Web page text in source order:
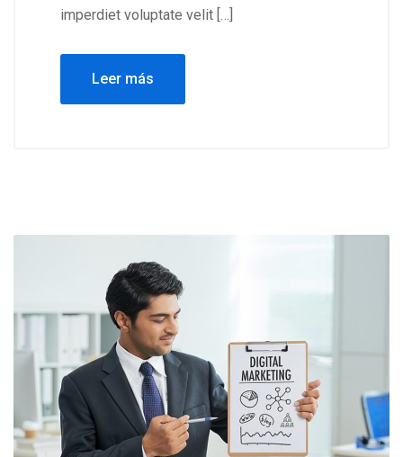
imperdiet voluptate velit […]
Leer más